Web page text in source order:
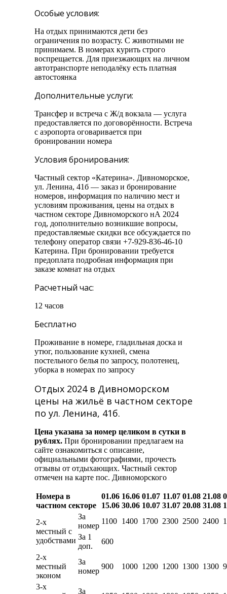
Особые условия:
На отдых принимаются дети без
ограничения по возрасту. С животными не
принимаем. В номерах курить строго
воспрещается. Для приезжающих на личном
автотранспорте неподалёку есть платная
автостоянка
Дополнительные услуги:
Трансфер и встреча с Ж/д вокзала — услуга
предоставляется по договорённости. Встреча
с аэропорта оговаривается при
бронировании номера
Условия бронирования:
Частный сектор «Катерина». Дивноморское,
ул. Ленина, 41б — заказ и бронирование
номеров, информация по наличию мест и
условиям проживания, цены на отдых в
частном секторе Дивноморского нА 2024
год, дополнительно возникшие вопросы,
предоставляемые скидки все обсуждается по
телефону оператор связи +7-929-836-46-10
Катерина. При бронировании требуется
предоплата подробная информация при
заказе комнат на отдых
Расчетный час:
12 часов
Бесплатно
Проживание в номере, гладильная доска и
утюг, пользование кухней, смена
постельного белья по запросу, полотенец,
уборка в номерах по запросу
Отдых 2024 в Дивноморском
цены на жильё в частном секторе
по ул. Ленина, 41б.
Цена указана за номер целиком в сутки в
рублях. При бронировании предлагаем на
сайте ознакомиться с описание,
официальными фотографиями, прочесть
отзывы от отдыхающих. Частный сектор
отмечен на карте пос. Дивноморского
Номера в
частном секторе
01.06
15.06
16.06
30.06
01.07
10.07
11.07
31.07
01.08
20.08
21.08
31.08
2-х
местный с
удобствами
За
номер
1100 1400 1700 2300 2500 2400
За 1
доп.
600
2-х
местный
эконом
За
номер
900 1000 1200 1200 1300 1300
3-х
За